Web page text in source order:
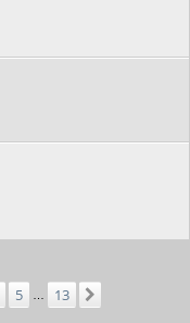
5 13